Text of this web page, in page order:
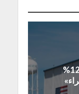
سهم سبيس إكس يقفز 12%